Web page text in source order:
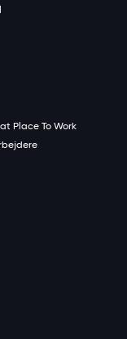
Place To Work